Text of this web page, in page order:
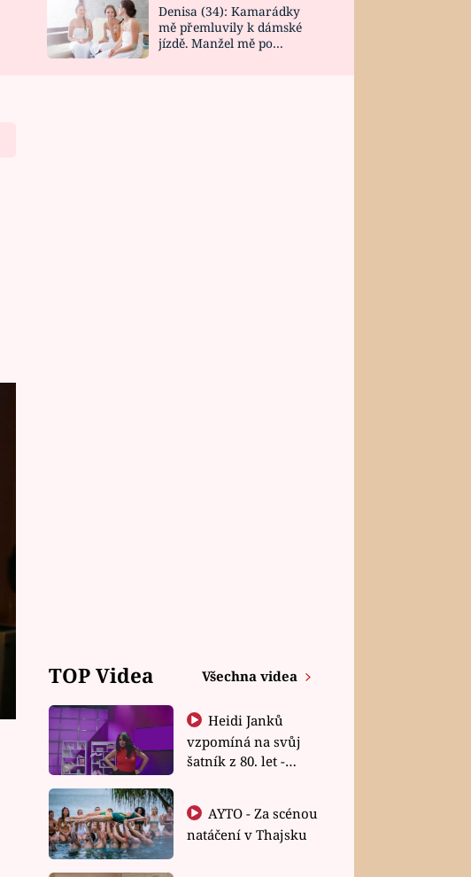
DESIGN
Denisa (34): Kamarádky
mě přemluvily k dámské
jízdě. Manžel mě po
TOP Videa Všechna videa
Heidi Janků
vzpomíná na svůj
šatník z 80. let -
natáčení v Thajsku